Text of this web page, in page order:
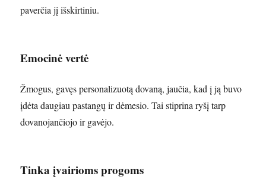
paverčia jį išskirtiniu.
Emocinė vertė
Žmogus, gavęs personalizuotą dovaną, jaučia, kad į ją buvo
įdėta daugiau pastangų ir dėmesio. Tai stiprina ryšį tarp
dovanojančiojo ir gavėjo.
Tinka įvairioms progoms